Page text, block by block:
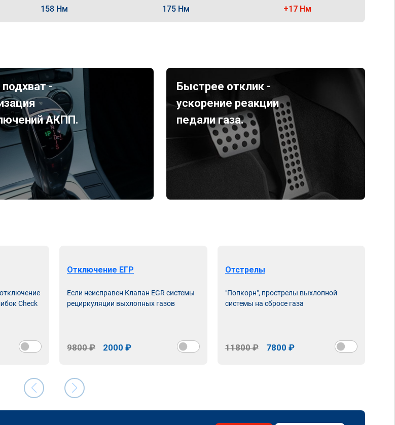
158 Нм 175 Нм +17 Нм
-
АКПП.
Быстрее отклик -
ускорение реакции
педали газа.
Check
Отключение ЕГР
Если неисправен Клапан EGR системы
рециркуляции выхлопных газов
9800 ₽ 2000 ₽
Отстрелы
"Попкорн", прострелы выхлопной
системы на сбросе газа
11800 ₽ 7800 ₽